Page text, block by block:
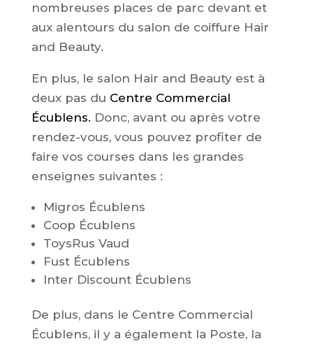
nombreuses places de parc devant et
aux alentours du salon de coiffure Hair
and Beauty.
En plus, le salon Hair and Beauty est à
deux pas du Centre Commercial
Écublens. Donc, avant ou après votre
rendez-vous, vous pouvez profiter de
faire vos courses dans les grandes
enseignes suivantes :
Migros Écublens
Coop Écublens
ToysRus Vaud
Fust Écublens
Inter Discount Écublens
De plus, dans le Centre Commercial
Écublens, il y a également la Poste, la